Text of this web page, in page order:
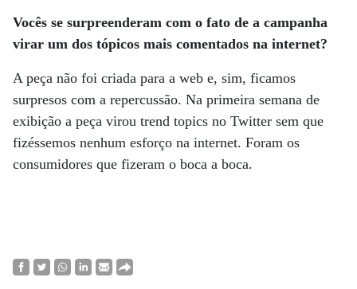
Vocês se surpreenderam com o fato de a campanha
virar um dos tópicos mais comentados na internet?
A peça não foi criada para a web e, sim, ficamos
surpresos com a repercussão. Na primeira semana de
exibição a peça virou trend topics no Twitter sem que
fizéssemos nenhum esforço na internet. Foram os
consumidores que fizeram o boca a boca.